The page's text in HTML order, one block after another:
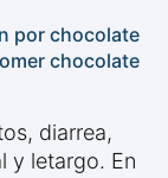
por chocolate
chocolate
diarrea,
y letargo. En